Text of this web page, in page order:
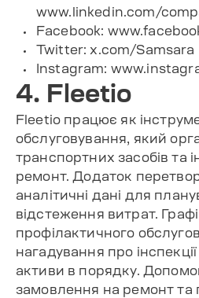
www.linkedin.com/
Facebook:
Twitter: x.com/Samsara
Instagram:
4. Fleetio
Fleetio працює як
обслуговування, який
транспортних засобів та
ремонт. Додаток
аналітичні дані для
відстеження витрат.
профілактичного
нагадування про
активи в порядку.
замовлення на ремонт та